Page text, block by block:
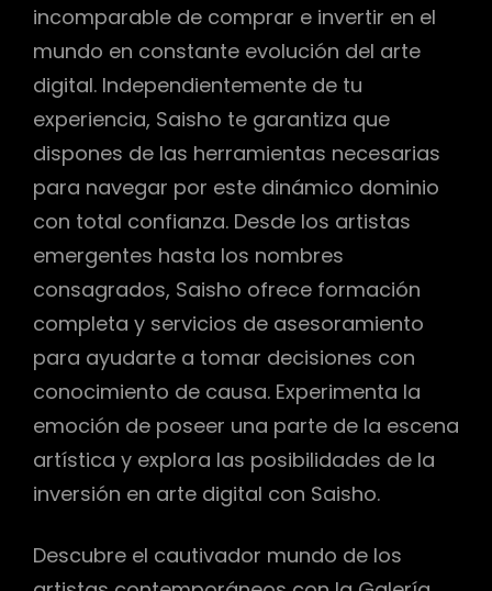
incomparable de comprar e invertir en el
mundo en constante evolución del arte
digital. Independientemente de tu
experiencia, Saisho te garantiza que
dispones de las herramientas necesarias
para navegar por este dinámico dominio
con total confianza. Desde los artistas
emergentes hasta los nombres
consagrados, Saisho ofrece formación
completa y servicios de asesoramiento
para ayudarte a tomar decisiones con
conocimiento de causa. Experimenta la
emoción de poseer una parte de la escena
artística y explora las posibilidades de la
inversión en arte digital con Saisho.
Descubre el cautivador mundo de los